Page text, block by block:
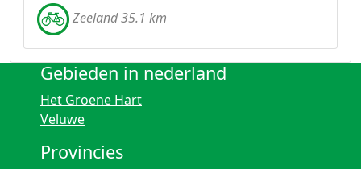
Zeeland 35.1 km
Gebieden in nederland
Het Groene Hart
Veluwe
Provincies